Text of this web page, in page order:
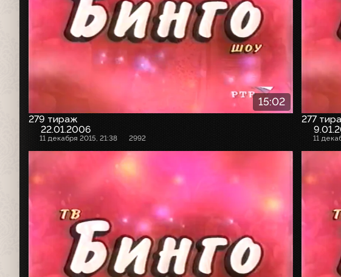
15:02
279 тираж
22.01.2006
11 декабря 2015, 21:38 2992
277
11